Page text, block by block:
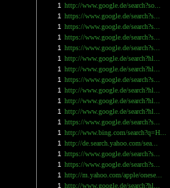
1 http://www.google.de/search?so...
1 https://www.google.de/search?s...
1 https://www.google.de/search?s...
1 https://www.google.de/search?s...
1 https://www.google.de/search?s...
1 http://www.google.de/search?hl...
1 http://www.google.de/search?hl...
1 https://www.google.de/search?s...
1 http://www.google.de/search?hl...
1 http://www.google.de/search?hl...
1 http://www.google.de/search?hl...
1 https://www.google.de/search?s...
1 http://www.bing.com/search?q=H...
1 http://de.search.yahoo.com/sea...
1 https://www.google.de/search?s...
1 https://www.google.de/search?s...
1 http://m.yahoo.com/apple/onese...
1 http://www.google.de/search?hl...